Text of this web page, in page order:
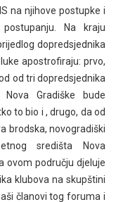
na njihove postupke i
Na kraju
dopredsjednika
apostrofiraju: prvo,
od tri dopredsjednika
Gradiške bude
to bio i , drugo, da od
brodska, novogradiški
središta Nova
ovom području djeluje
klubova na skupštini
članovi tog foruma i